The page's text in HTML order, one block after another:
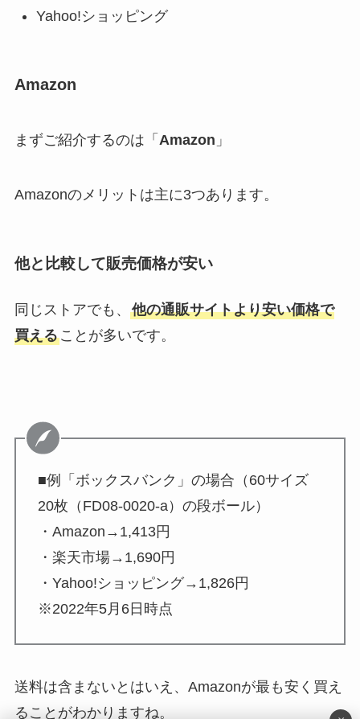
Yahoo!ショッピング
Amazon
まずご紹介するのは「 Amazon 」
Amazonのメリットは主に3つあります。
他と比較して販売価格が安い
同じストアでも、 他の通販サイトより安い価格で
買えることが多いです。
■例「ボックスバンク」の場合（60サイズ
20枚（FD08-0020-a）の段ボール）
・Amazon→1,413円
・楽天市場→1,690円
・Yahoo!ショッピング→1,826円
※2022年5月6日時点
送料は含まないとはいえ、Amazonが最も安く買え
ることがわかりますね。